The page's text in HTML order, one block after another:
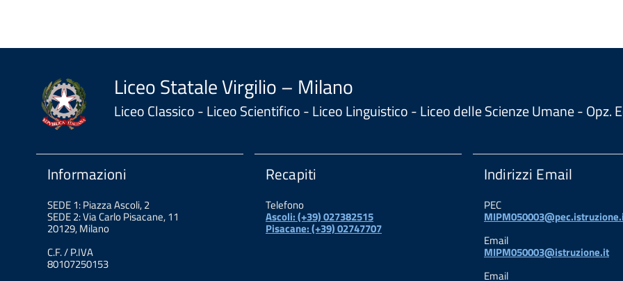
Liceo Statale Virgilio – Milano
Liceo Classico - Liceo Scientifico - Liceo Linguistico - Liceo delle Scienze Umane - Opz.
Informazioni
SEDE 1: Piazza Ascoli, 2
SEDE 2: Via Carlo Pisacane, 11
20129, Milano
C.F. / P.IVA
80107250153
Recapiti
Telefono
Ascoli: (+39) 027382515
Pisacane: (+39) 02747707
Indirizzi Email
PEC
Email
MIPM050003@istruzione.it
Email